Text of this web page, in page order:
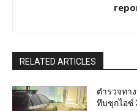
RELATED ARTICLES
ตำรวจทา
ทึบซุกไอซ์